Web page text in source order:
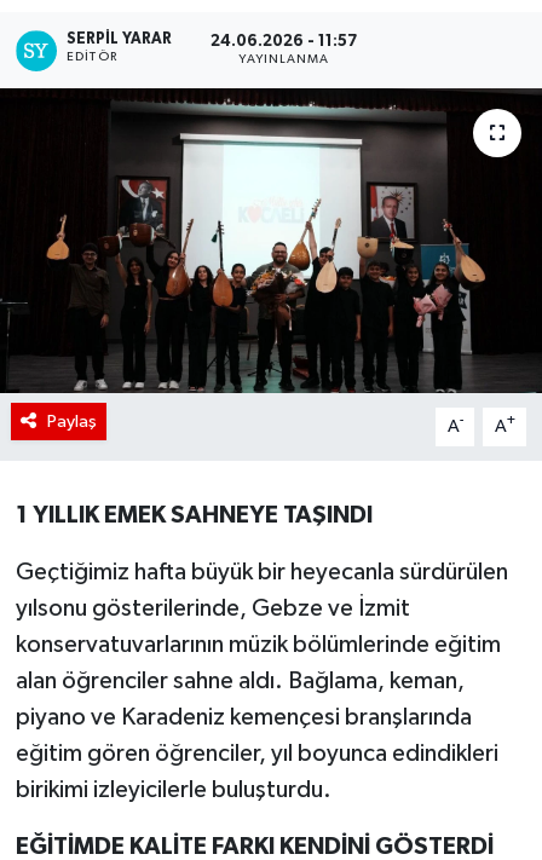
SERPİL YARAR
EDITÖR
24.06.2026 - 11:57
YAYINLANMA
Paylaş A- A+
1 YILLIK EMEK SAHNEYE TAŞINDI
Geçtiğimiz hafta büyük bir heyecanla sürdürülen
yılsonu gösterilerinde, Gebze ve İzmit
konservatuvarlarının müzik bölümlerinde eğitim
alan öğrenciler sahne aldı. Bağlama, keman,
piyano ve Karadeniz kemençesi branşlarında
eğitim gören öğrenciler, yıl boyunca edindikleri
birikimi izleyicilerle buluşturdu.
EĞİTİMDE KALİTE FARKI KENDİNİ GÖSTERDİ